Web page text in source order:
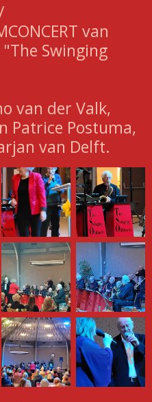
van
Swinging
van der Valk,
Patrice Postuma,
van Delft.